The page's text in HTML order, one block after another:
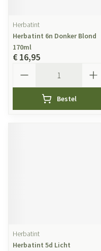
Herbatint
Herbatint 6n Donker Blond
170ml
€ 16,95
Bestel
Herbatint
Herbatint 5d Licht